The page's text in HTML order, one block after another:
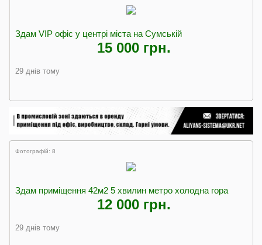
Здам VIP офіс у центрі міста на Сумській
15 000 грн.
29 днів тому
Фотографій: 8
Здам приміщення 42м2 5 хвилин метро холодна гора
12 000 грн.
29 днів тому